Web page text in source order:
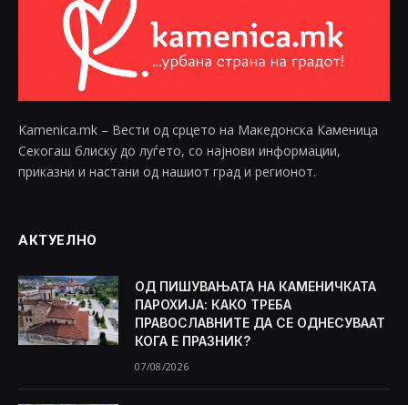
Kamenica.mk – Вести од срцето на Македонска Каменица
Секогаш блиску до луѓето, со најнови информации,
приказни и настани од нашиот град и регионот.
АКТУЕЛНО
ОД ПИШУВАЊАТА НА КАМЕНИЧКАТА
ПАРОХИЈА: КАКО ТРЕБА
ПРАВОСЛАВНИТЕ ДА СЕ ОДНЕСУВААТ
КОГА Е ПРАЗНИК?
07/08/2026